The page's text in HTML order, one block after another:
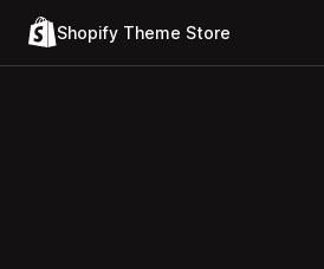
Shopify Theme Store